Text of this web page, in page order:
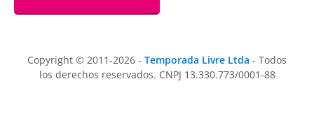
Copyright © 2011-2026 - Temporada Livre Ltda - Todos
los derechos reservados. CNPJ 13.330.773/0001-88